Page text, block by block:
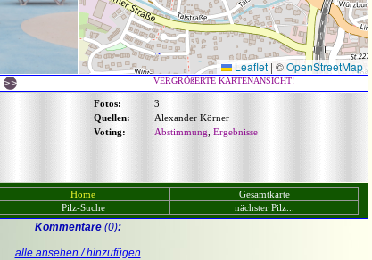
Leaflet | ©OpenStreetMap
VERGRÖßERTE KARTENANSICHT!
Fotos:
3
Quellen:
Alexander Körner
Voting:
Abstimmung Ergebnisse
Home
Gesamtkarte
Pilz-Suche nächster Pilz...
Kommentare(0):
alle ansehen / hinzufügen